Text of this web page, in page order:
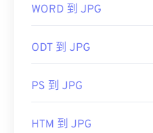
如何開啟 JPG 檔
JPG 檔案。通常情況下
啟。若要選擇特定應用
WORD 到 JPG
ODT 到 JPG
PS 到 JPG
HTM 到 JPG